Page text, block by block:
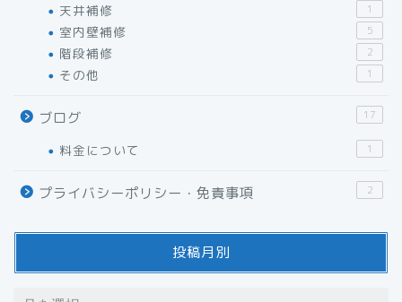
天井補修 1
室内壁補修 5
階段補修 2
その他 1
ブログ 17
料金について 1
プライバシーポリシー・免責事項 2
投稿月別